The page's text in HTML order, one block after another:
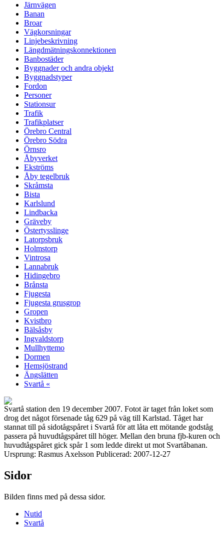
Järnvägen
Banan
Broar
Vägkorsningar
Linjebeskrivning
Längdmätningskonnektionen
Banbostäder
Byggnader och andra objekt
Byggnadstyper
Fordon
Personer
Stationsur
Trafik
Trafikplatser
Örebro Central
Örebro Södra
Örnsro
Åbyverket
Ekströms
Åby tegelbruk
Skråmsta
Bista
Karlslund
Lindbacka
Gräveby
Östertysslinge
Latorpsbruk
Holmstorp
Vintrosa
Lannabruk
Hidingebro
Brånsta
Fjugesta
Fjugesta grusgrop
Gropen
Kvistbro
Bälsåsby
Ingvaldstorp
Mullhyttemo
Dormen
Hemsjöstrand
Ängslätten
Svartå «
Svartå station den 19 december 2007. Fotot är taget från loket som
drog det något försenade tåg 629 på väg till Karlstad. Tåget har
stannat till på sidotågspåret i Svartå för att låta ett mötande godståg
passera på huvudtågspåret till höger. Mellan den bruna fjb-kuren och
huvudtågspåret gick spår 1 som ledde direkt ut mot Svartåbanan.
Ursprung: Rasmus Axelsson Publicerad: 2007-12-27
Sidor
Bilden finns med på dessa sidor.
Nutid
Svartå